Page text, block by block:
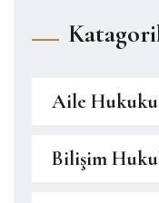
Aile
Bilişim